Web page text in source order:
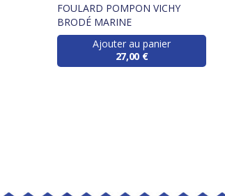
FOULARD POMPON VICHY
BRODÉ MARINE
Ajouter au panier
27,00 €